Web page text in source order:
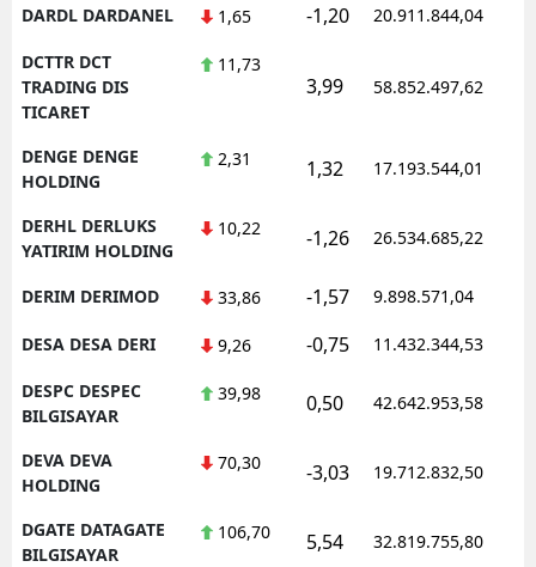
DARDL DARDANEL 1,65 -1,20 20.911.844,04
DCTTR DCT
TRADING DIS
TICARET
11,73
3,99 58.852.497,62
DENGE DENGE
HOLDING
2,31 1,32 17.193.544,01
DERHL DERLUKS
YATIRIM HOLDING
10,22 -1,26 26.534.685,22
DERIM DERIMOD 33,86 -1,57 9.898.571,04
DESA DESA DERI 9,26 -0,75 11.432.344,53
DESPC DESPEC
BILGISAYAR
39,98 0,50 42.642.953,58
DEVA DEVA
HOLDING
70,30 -3,03 19.712.832,50
DGATE DATAGATE
BILGISAYAR
106,70 5,54 32.819.755,80